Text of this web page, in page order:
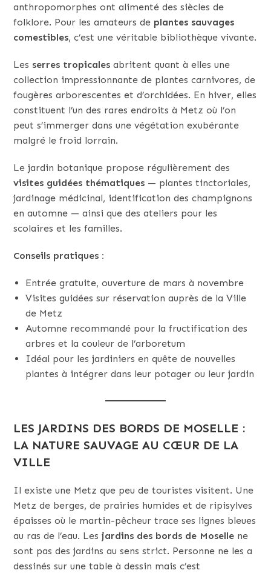
anthropomorphes ont alimenté des siècles de
folklore. Pour les amateurs de plantes sauvages
comestibles, c’est une véritable bibliothèque vivante.
Les serres tropicales abritent quant à elles une
collection impressionnante de plantes carnivores, de
fougères arborescentes et d’orchidées. En hiver, elles
constituent l’un des rares endroits à Metz où l’on
peut s’immerger dans une végétation exubérante
malgré le froid lorrain.
Le jardin botanique propose régulièrement des
visites guidées thématiques — plantes tinctoriales,
jardinage médicinal, identification des champignons
en automne — ainsi que des ateliers pour les
scolaires et les familles.
Conseils pratiques :
Entrée gratuite, ouverture de mars à novembre
Visites guidées sur réservation auprès de la Ville
de Metz
Automne recommandé pour la fructification des
arbres et la couleur de l’arboretum
Idéal pour les jardiniers en quête de nouvelles
plantes à intégrer dans leur potager ou leur jardin
LES JARDINS DES BORDS DE MOSELLE :
LA NATURE SAUVAGE AU CŒUR DE LA
VILLE
Il existe une Metz que peu de touristes visitent. Une
Metz de berges, de prairies humides et de ripisylves
épaisses où le martin-pêcheur trace ses lignes bleues
au ras de l’eau. Lesjardins des bords de Moselle ne
sont pas des jardins au sens strict. Personne ne les a
dessinés sur une table à dessin mais c’est